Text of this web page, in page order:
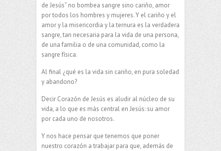
de Jesús” no bombea sangre sino cariño, amor
por todos los hombres y mujeres. Y el cariño y el
amor y la misericordia y la ternura es la verdadera
sangre, tan necesaria para la vida de una persona,
de una familia o de una comunidad, como la
sangre física.
Al final ¿qué es la vida sin cariño, en pura soledad
y abandono?
Decir Corazón de Jesús es aludir al núcleo de su
vida, a lo que es más central en Jesús: su amor
por cada uno de nosotros.
Y nos hace pensar que tenemos que poner
nuestro corazón a trabajar para que, además de